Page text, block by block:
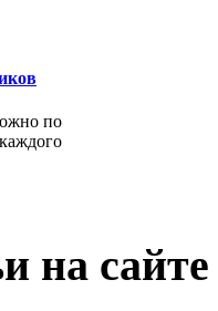
по
на сайте